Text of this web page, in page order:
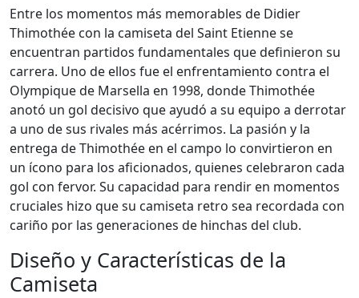
Entre los momentos más memorables de Didier
Thimothée con la camiseta del Saint Etienne se
encuentran partidos fundamentales que definieron su
carrera. Uno de ellos fue el enfrentamiento contra el
Olympique de Marsella en 1998, donde Thimothée
anotó un gol decisivo que ayudó a su equipo a derrotar
a uno de sus rivales más acérrimos. La pasión y la
entrega de Thimothée en el campo lo convirtieron en
un ícono para los aficionados, quienes celebraron cada
gol con fervor. Su capacidad para rendir en momentos
cruciales hizo que su camiseta retro sea recordada con
cariño por las generaciones de hinchas del club.
Diseño y Características de la
Camiseta